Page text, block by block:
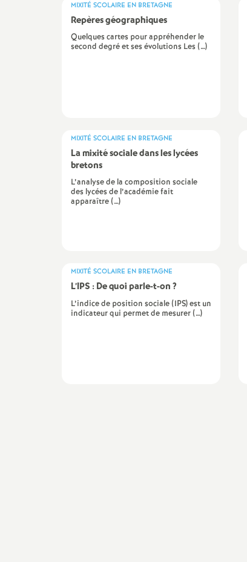
MIXITÉ SCOLAIRE EN BRETAGNE
Repères géographiques
Quelques cartes pour appréhender le
second degré et ses évolutions Les (…)
MIXITÉ SCOLAIRE EN BRETAGNE
La mixité sociale dans les lycées
bretons
L’analyse de la composition sociale
des lycées de l’académie fait
apparaître (…)
MIXITÉ SCOLAIRE EN BRETAGNE
L’IPS : De quoi parle-t-on?
L’indice de position sociale (IPS) est un
indicateur qui permet de mesurer (…)